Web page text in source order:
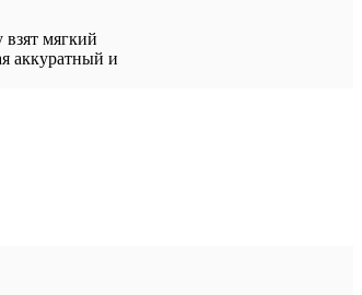
мягкий
аккуратный и